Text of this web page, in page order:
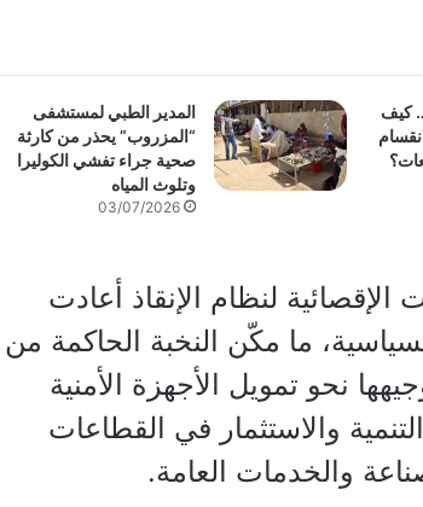
كيف
المدير الطبي لمستشفى
“المزروب” يحذر من كارثة
صحية جراء تفشي الكوليرا
وتلوث المياه
03/07/2026
لنظام الإنقاذ أعادت
ما مكّن النخبة الحاكمة من
نحو تمويل الأجهزة الأمنية
والاستثمار في القطاعات
والخدمات العامة.